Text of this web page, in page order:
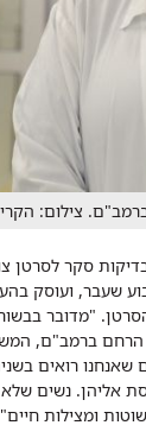
צילום:
סקר
שעבר, ועוסק
"מדובר
הרחם ברמב"ם,
שאנחנו רואים
אליהן. נשים
ומצילות